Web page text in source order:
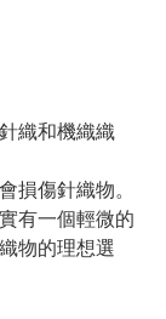
織和機織織
損傷針織物。
有一個輕微的
物的理想選